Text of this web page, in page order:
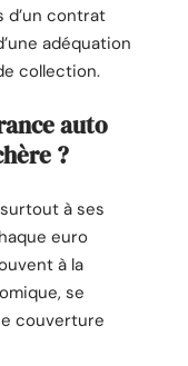
d’un contrat
adéquation
collection.
auto
?
à ses
euro
à la
se
couverture